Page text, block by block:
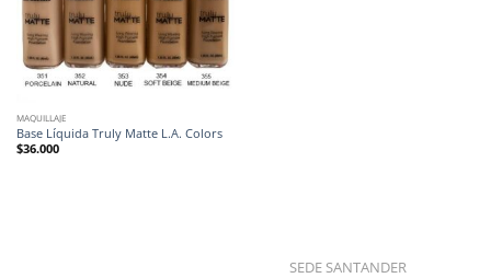
MAQUILLAJE
Base Líquida Truly Matte L.A. Colors
$36.000
SEDE SANTANDER